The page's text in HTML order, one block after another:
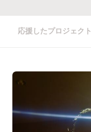
応援したプロジェクト